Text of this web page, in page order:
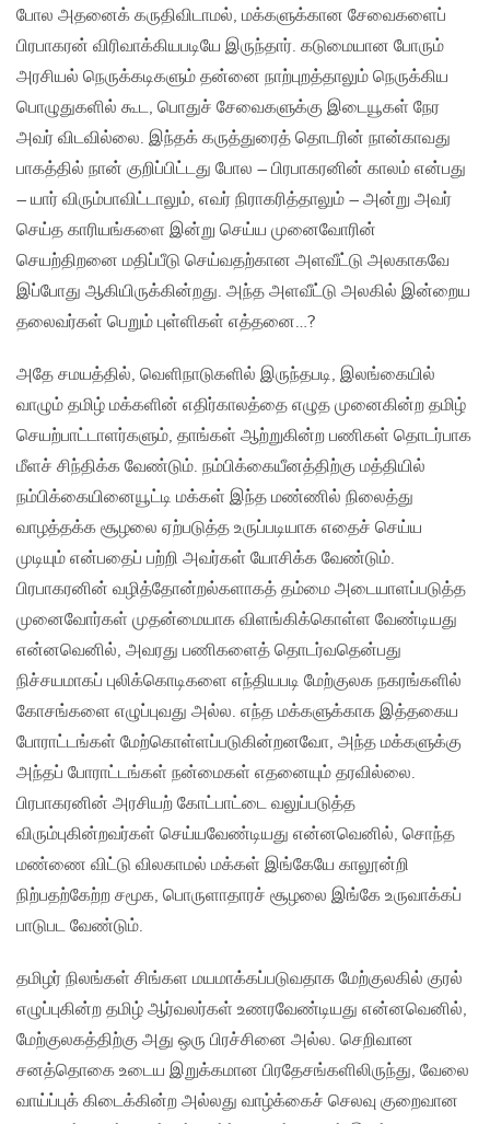
போல அதனைக் கருதிவிடாமல், மக்களுக்கான சேவைகளைப்
பிரபாகரன் விரிவாக்கியபடியே இருந்தார். கடுமையான போரும்
அரசியல் நெருக்கடிகளும் தன்னை நாற்புறத்தாலும் நெருக்கிய
பொழுதுகளில் கூட, பொதுச் சேவைகளுக்கு இடையூகள் நேர
அவர் விடவில்லை. இந்தக் கருத்துரைத் தொடரின் நான்காவது
பாகத்தில் நான் குறிப்பிட்டது போல – பிரபாகரனின் காலம் என்பது
– யார் விரும்பாவிட்டாலும், எவர் நிராகரித்தாலும் – அன்று அவர்
செய்த காரியங்களை இன்று செய்ய முனைவோரின்
செயற்திறனை மதிப்பீடு செய்வதற்கான அளவீட்டு அலகாகவே
இப்போது ஆகியிருக்கின்றது. அந்த அளவீட்டு அலகில் இன்றைய
தலைவர்கள் பெறும் புள்ளிகள் எத்தனை…?
அதே சமயத்தில், வெளிநாடுகளில் இருந்தபடி, இலங்கையில்
வாழும் தமிழ் மக்களின் எதிர்காலத்தை எழுத முனைகின்ற தமிழ்
செயற்பாட்டாளர்களும், தாங்கள் ஆற்றுகின்ற பணிகள் தொடர்பாக
மீளச் சிந்திக்க வேண்டும். நம்பிக்கையீனத்திற்கு மத்தியில்
நம்பிக்கையினையூட்டி மக்கள் இந்த மண்ணில் நிலைத்து
வாழத்தக்க சூழலை ஏற்படுத்த உருப்படியாக எதைச் செய்ய
முடியும் என்பதைப் பற்றி அவர்கள் யோசிக்க வேண்டும்.
பிரபாகரனின் வழித்தோன்றல்களாகத் தம்மை அடையாளப்படுத்த
முனைவோர்கள் முதன்மையாக விளங்கிக்கொள்ள வேண்டியது
என்னவெனில், அவரது பணிகளைத் தொடர்வதென்பது
நிச்சயமாகப் புலிக்கொடிகளை எந்தியபடி மேற்குலக நகரங்களில்
கோசங்களை எழுப்புவது அல்ல. எந்த மக்களுக்காக இத்தகைய
போராட்டங்கள் மேற்கொள்ளப்படுகின்றனவோ, அந்த மக்களுக்கு
அந்தப் போராட்டங்கள் நன்மைகள் எதனையும் தரவில்லை.
பிரபாகரனின் அரசியற் கோட்பாட்டை வலுப்படுத்த
விரும்புகின்றவர்கள் செய்யவேண்டியது என்னவெனில், சொந்த
மண்ணை விட்டு விலகாமல் மக்கள் இங்கேயே காலூன்றி
நிற்பதற்கேற்ற சமூக, பொருளாதாரச் சூழலை இங்கே உருவாக்கப்
பாடுபட வேண்டும்.
தமிழர் நிலங்கள் சிங்கள மயமாக்கப்படுவதாக மேற்குலகில் குரல்
எழுப்புகின்ற தமிழ் ஆர்வலர்கள் உணரவேண்டியது என்னவெனில்,
மேற்குலகத்திற்கு அது ஒரு பிரச்சினை அல்ல. செறிவான
சனத்தொகை உடைய இறுக்கமான பிரதேசங்களிலிருந்து, வேலை
வாய்ப்புக் கிடைக்கின்ற அல்லது வாழ்க்கைச் செலவு குறைவான